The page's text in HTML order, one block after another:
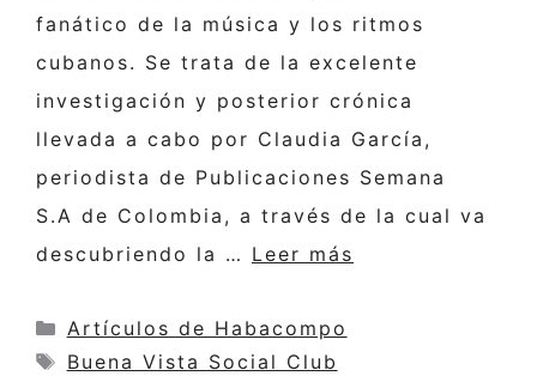
fanático de la música y los ritmos
cubanos. Se trata de la excelente
investigación y posterior crónica
llevada a cabo por Claudia García,
periodista de Publicaciones Semana
S.A de Colombia, a través de la cual va
descubriendo la … Leer más
Categorías
Artículos de Habacompo
Etiquetas
Buena Vista Social Club